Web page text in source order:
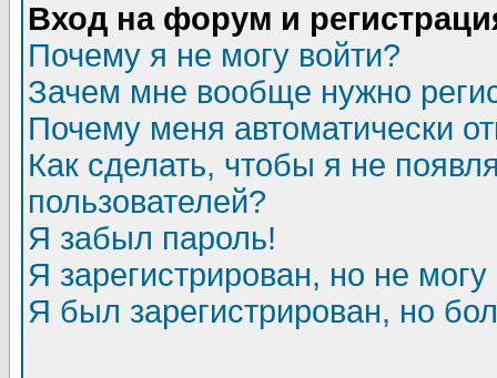
Вход на форум и
Почему я не могу войти?
Зачем мне вообще нужно
Почему меня автоматически
Как сделать, чтобы я не
пользователей?
Я забыл пароль!
Я зарегистрирован, но не могу
Я был зарегистрирован, но